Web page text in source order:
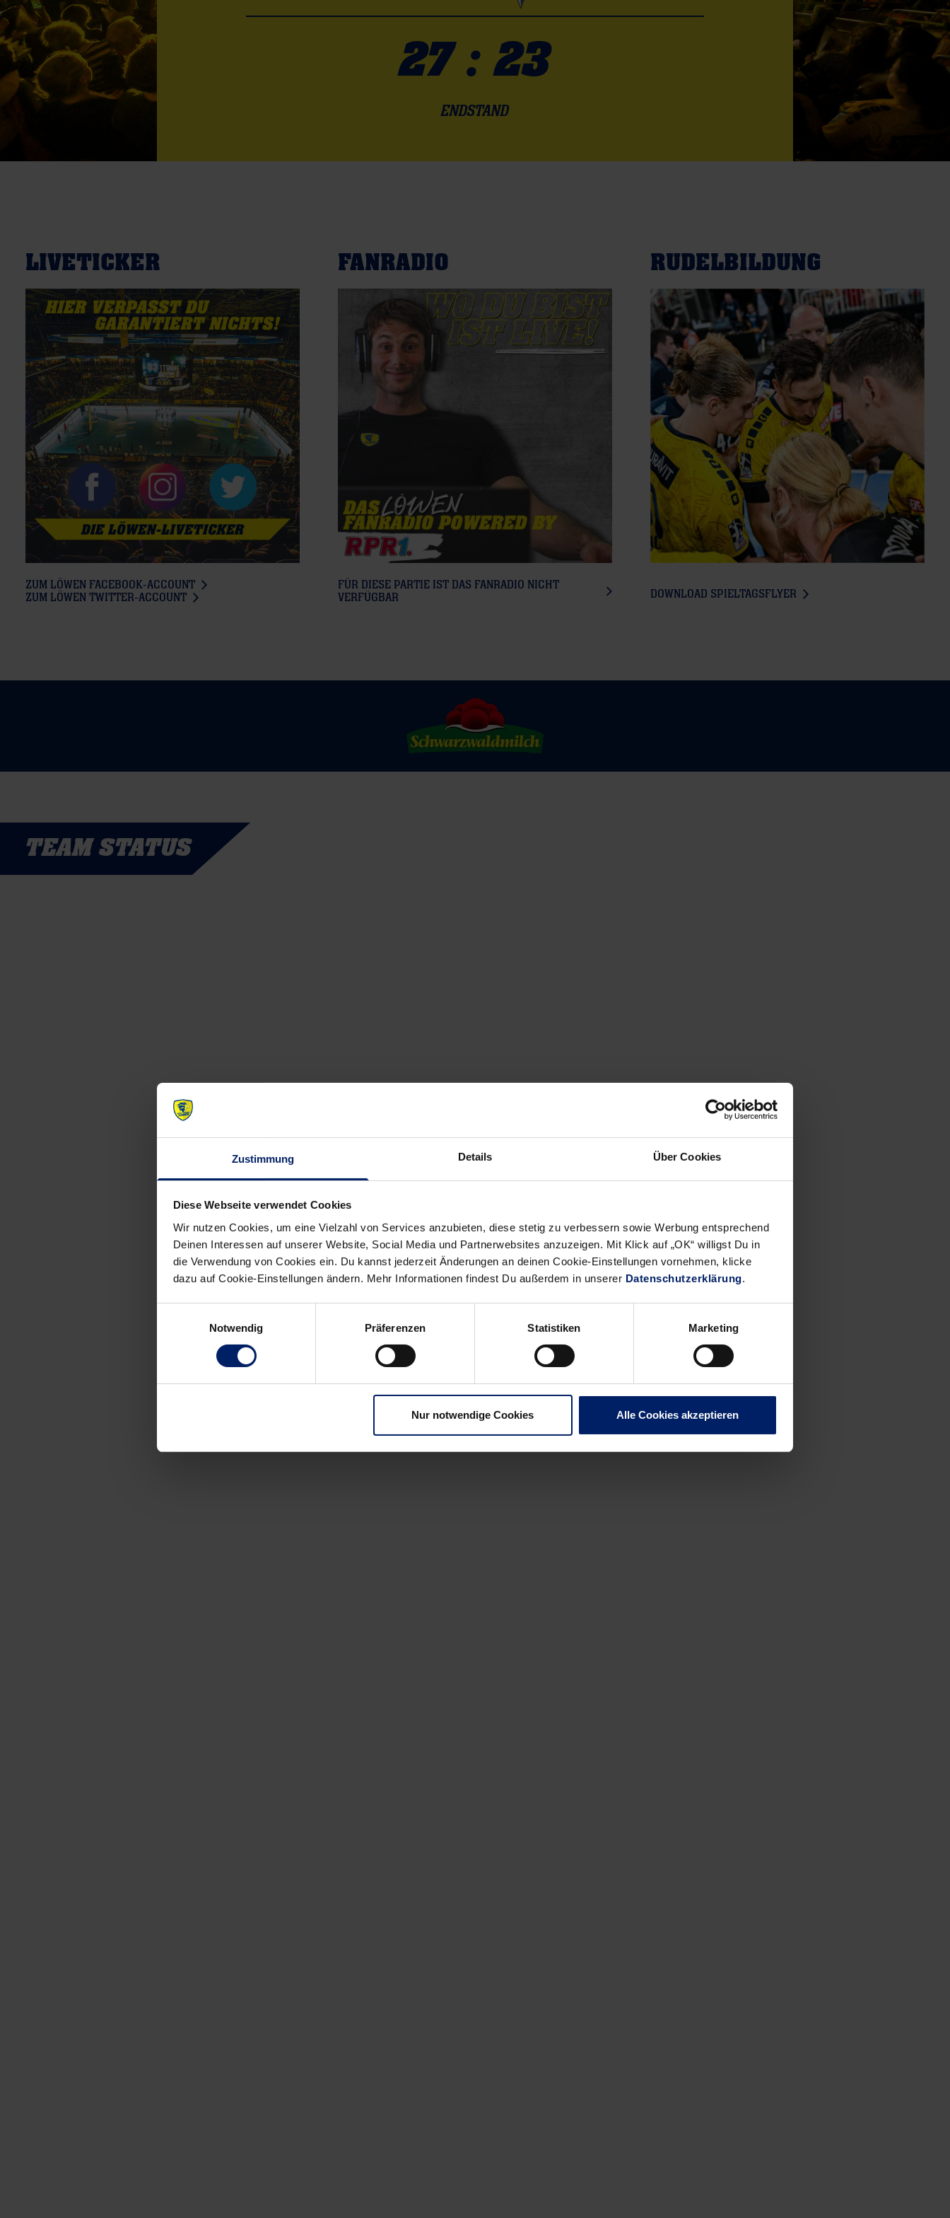
Zustimmung Details Über Cookies
Diese Webseite verwendet Cookies
Wir nutzen Cookies, um eine Vielzahl von Services anzubieten, diese stetig zu verbessern sowie Werbung entsprechend
Deinen Interessen auf unserer Website, Social Media und Partnerwebsites anzuzeigen. Mit Klick auf „OK“ willigst Du in
die Verwendung von Cookies ein. Du kannst jederzeit Änderungen an deinen Cookie-Einstellungen vornehmen, klicke
dazu auf Cookie-Einstellungen ändern. Mehr Informationen findest Du außerdem in unserer Datenschutzerklärung.
Notwendig
Präferenzen Statistiken Marketing
Nur notwendige Cookies Alle Cookies akzeptieren
27 : 23
ENDSTAND
LIVETICKER
ZUM LÖWEN FACEBOOK-ACCOUNT
ZUM LÖWEN TWITTER-ACCOUNT
FANRADIO
FÜR DIESE PARTIE IST DAS FANRADIO NICHT
VERFÜGBAR
RUDELBILDUNG
DOWNLOAD SPIELTAGSFLYER
TEAM STATUS